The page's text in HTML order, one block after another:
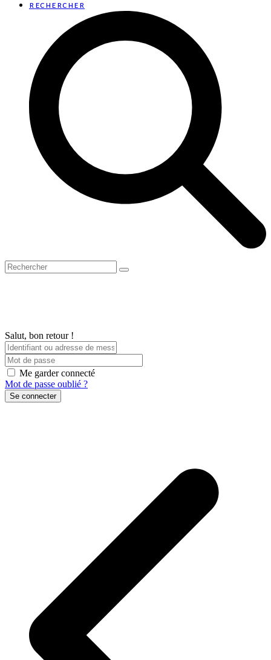
rechercher
Open
mobile
Close
mobile
Panier
Search
Salut, bon retour !
Me garder connecté
Mot de passe oublié ?
Se connecter